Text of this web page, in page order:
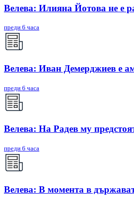
Велева: Илияна Йотова не е
преди 6 часа
Велева: Иван Демерджиев е
преди 6 часа
Велева: На Радев му
преди 6 часа
Велева: В момента в